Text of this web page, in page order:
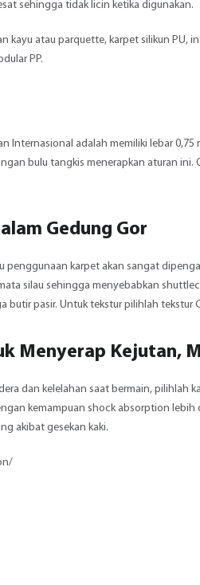
sehingga tidak licin ketika digunakan.
kayu atau parquette, karpet silikun PU,
PP.
Internasional adalah memiliki lebar 0,75
bulu tangkis menerapkan aturan ini.
Gedung Gor
karpet akan sangat
silau sehingga menyebabkan
pasir. Untuk tekstur pilihlah tekstur
Menyerap Kejutan,
dan kelelahan saat bermain, pilihlah
kemampuan shock absorption lebih
akibat gesekan kaki.